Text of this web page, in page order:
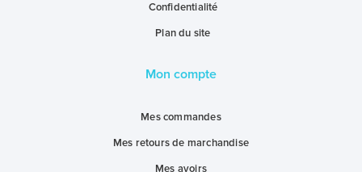
Confidentialité
Plan du site
Mon compte
Mes commandes
Mes retours de marchandise
Mes avoirs